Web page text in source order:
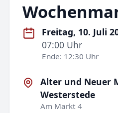
Freitag, 10. Juli
07:00 Uhr
Ende: 12:30 Uhr
Alter und Neuer
Westerstede
Am Markt 4